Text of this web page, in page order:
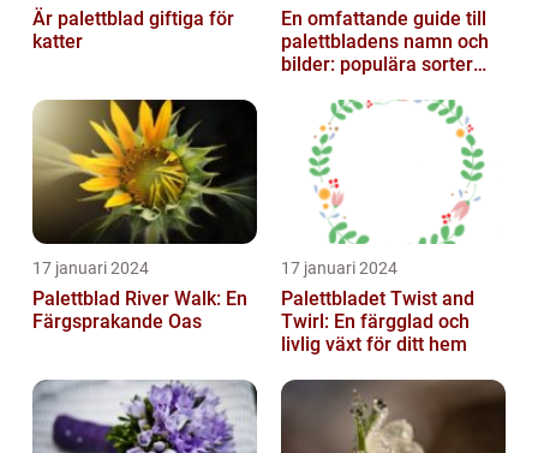
Är palettblad giftiga för
katter
En omfattande guide till
palettbladens namn och
bilder: populära sorter
17 januari 2024
Palettblad River Walk: En
Färgsprakande Oas
17 januari 2024
Palettbladet Twist and
Twirl: En färgglad och
livlig växt för ditt hem